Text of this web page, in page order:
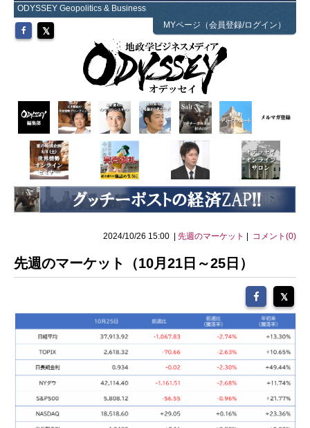
ODYSSEY Geopolitics & Business
MYページ（会員登録/ログイン）
2024/10/26 15:00 | 先週のマーケット コメント(0)
先週のマーケット（10月21日～25日）